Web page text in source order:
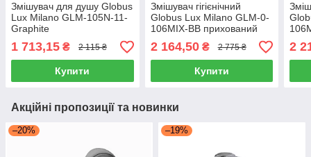
Змішувач для душу Globus
Lux Milano GLM-105N-11-
Graphite
1 713,15 ₴ 2 115 ₴
Купити
Змішувач гігієнічний
Globus Lux Milano GLM-0-
106MIX-BB прихований
монтаж, одноважільний,
латунний, чорний матовий
2 164,50₴ 2 775 ₴
Купити
2
Акційні пропозиції та новинки
–20% –19%